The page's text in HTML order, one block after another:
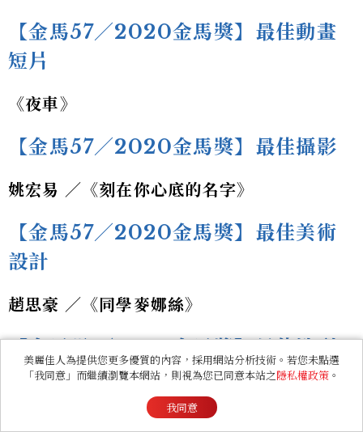
【金馬57／2020金馬獎】最佳動畫
短片
《夜車》
【金馬57／2020金馬獎】最佳攝影
姚宏易 ／《刻在你心底的名字》
【金馬57／2020金馬獎】最佳美術
設計
趙思豪 ／《同學麥娜絲》
【金馬57／2020金馬獎】最佳造型
設計
郭子勝＋Azni SAMDIN ／《男兒王》
美麗佳人為提供您更多優質的內容，採用網站分析技術。若您未點選
「我同意」而繼續瀏覽本網站，則視為您已同意本站之隱私權政策 。
我同意